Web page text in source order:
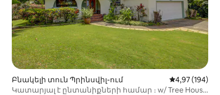
Բնակելի տուն Պրինսվիլ-ում Միջին
4,97 (194)
Կատարյալ է ընտանիքների համար ։ w/ Tree House